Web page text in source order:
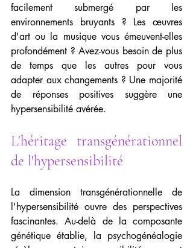
facilement submergé par les
environnements bruyants ? Les œuvres
d'art ou la musique vous émeuvent-elles
profondément ? Avez-vous besoin de plus
de temps que les autres pour vous
adapter aux changements ? Une majorité
de réponses positives suggère une
hypersensibilité avérée.
L'héritage transgénérationnel
de l'hypersensibilité
La dimension transgénérationnelle de
l'hypersensibilité ouvre des perspectives
fascinantes. Au-delà de la composante
génétique établie, la psychogénéalogie